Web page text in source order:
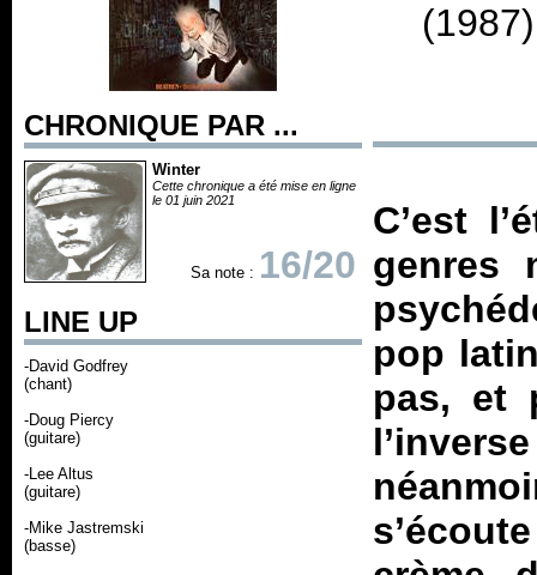
CHRONIQUE PAR ...
Winter
Cette chronique a été mise en ligne
le 01 juin 2021
Sa note : 16/20
LINE UP
-David Godfrey
(chant)
-Doug Piercy
(guitare)
-Lee Altus
(guitare)
-Mike Jastremski
(basse)
C’est
genres
pop
pas, et